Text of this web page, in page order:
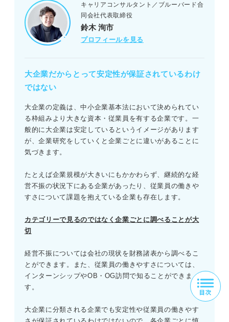
キャリアコンサルタント／ブルーバード合
同会社代表取締役
鈴木 洵市
プロフィールを見る
大企業だからとって安定性が保証されているわけ
ではない
大企業の定義は、中小企業基本法において決められてい
る枠組みより大きな資本・従業員を有する企業です。一
般的に大企業は安定しているというイメージがあります
が、企業研究をしていくと企業ごとに違いがあることに
気づきます。
たとえば企業規模が大きいにもかかわらず、継続的な経
営不振の状況下にある企業があったり、従業員の働きや
すさについて課題を抱えている企業も存在します。
カテゴリーで見るのではなく企業ごとに調べることが大
切
経営不振については会社の現状を財務諸表から調べるこ
とができます。また、従業員の働きやすさについては、
インターンシップやOB・OG訪問で知ることができま
す。
大企業に分類される企業でも安定性や従業員の働きやす